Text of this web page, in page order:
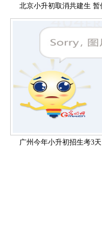
北京小升初取消共建生 暂
广州今年小升初招生考3天